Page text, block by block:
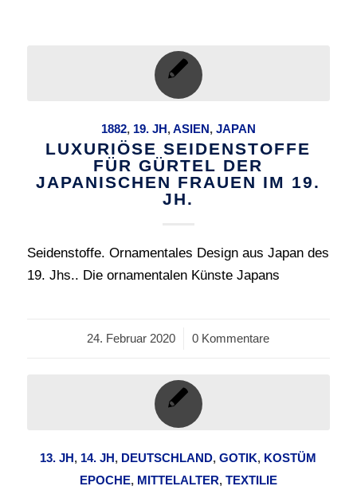
1882, 19. JH,ASIEN, JAPAN
LUXURIÖSE SEIDENSTOFFE
FÜR GÜRTEL DER
JAPANISCHEN FRAUEN IM 19.
JH.
Seidenstoffe. Ornamentales Design aus Japan des
19. Jhs.. Die ornamentalen Künste Japans
24. Februar 2020
/ 0 Kommentare
13. JH, 14. JH, DEUTSCHLAND,GOTIK, KOSTÜM
EPOCHE, MITTELALTER, TEXTILIE